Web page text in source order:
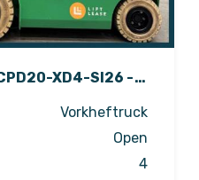
XD4-SI26 -
Vorkheftruck
Open
4